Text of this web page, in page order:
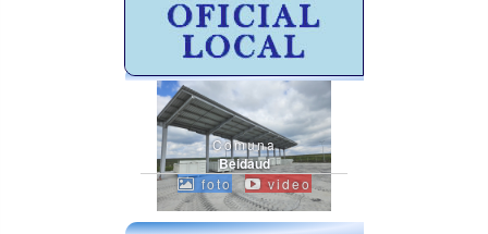
Comuna
Beidaud
foto video